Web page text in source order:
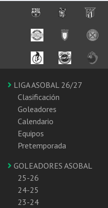
LIGA ASOBAL 26/27
Clasificación
Goleadores
Calendario
Equipos
Pretemporada
GOLEADORES ASOBAL
25-26
24-25
23-24